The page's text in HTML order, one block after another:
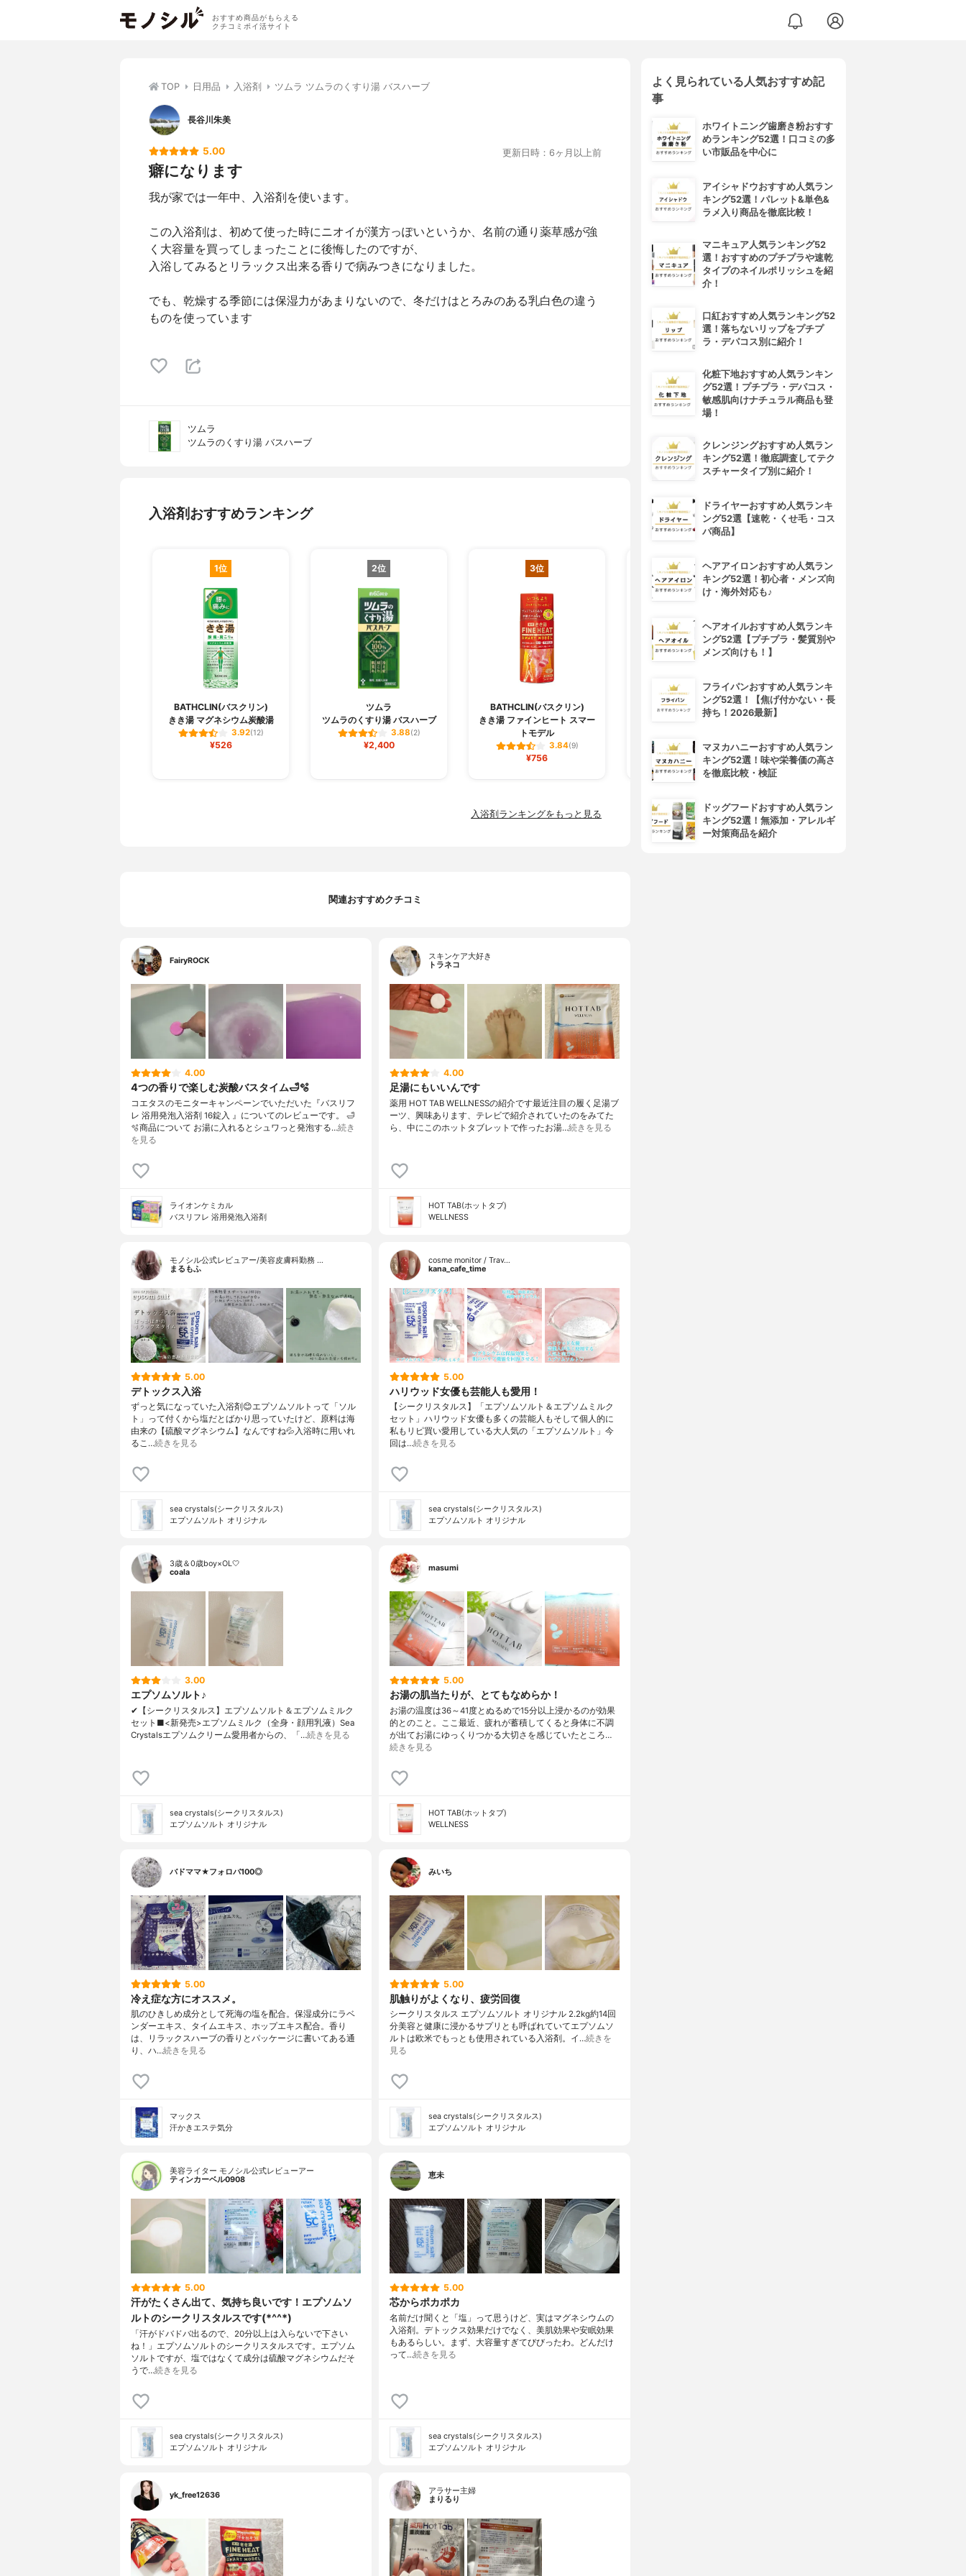
おすすめ商品がもらえる
クチコミポイ活サイト
TOP 日用品 入浴剤 ツムラ ツムラのくすり湯 バスハーブ
長谷川朱美
5.00 更新日時：6ヶ月以上前
癖になります
我が家では一年中、入浴剤を使います。
この入浴剤は、初めて使った時にニオイが漢方っぽいというか、名前の通り薬草感が強
く大容量を買ってしまったことに後悔したのですが、
入浴してみるとリラックス出来る香りで病みつきになりました。
でも、乾燥する季節には保湿力があまりないので、冬だけはとろみのある乳白色の違う
ものを使っています
ツムラ
ツムラのくすり湯 バスハーブ
入浴剤おすすめランキング
1位
BATHCLIN(バスクリン)
きき湯 マグネシウム炭酸湯
3.92(12)
¥526
2位
ツムラ
ツムラのくすり湯 バスハーブ
3.88(2)
¥2,400
3位
BATHCLIN(バスクリン)
きき湯 ファインヒート スマー
トモデル
3.84(9)
¥756
4位
AYURA(アユーラ)
メディテーションバスt
¥1,886
sea crystals(シークリスタル
入浴剤ランキングをもっと見る
関連おすすめクチコミ
FairyROCK
4.00
4つの香りで楽しむ炭酸バスタイム🛁🫧
コエタスのモニターキャンペーンでいただいた『バスリフ
レ 浴用発泡入浴剤 16錠入 』についてのレビューです。 🛁
🫧商品について お湯に入れるとシュワっと発泡する…続き
を見る
ライオンケミカル
バスリフレ 浴用発泡入浴剤
スキンケア大好き
トラネコ
4.00
足湯にもいいんです
薬用 HOT TAB WELLNESSの紹介です最近注目の履く足湯ブ
ーツ、興味あります、テレビで紹介されていたのをみてた
ら、中にこのホットタブレットで作ったお湯…続きを見る
HOT TAB(ホットタブ)
WELLNESS
モノシル公式レビュアー/美容皮膚科勤務 …
まるもふ
5.00
デトックス入浴
ずっと気になっていた入浴剤😊エプソムソルトって「ソル
ト」って付くから塩だとばかり思っていたけど、原料は海
由来の【硫酸マグネシウム】なんですね💦入浴時に用いれ
るこ…続きを見る
sea crystals(シークリスタルス)
エプソムソルト オリジナル
cosme monitor / Trav…
kana_cafe_time
5.00
ハリウッド女優も芸能人も愛用！
【シークリスタルス】「エプソムソルト＆エプソムミルク
セット」ハリウッド女優も多くの芸能人もそして個人的に
私もリピ買い愛用している大人気の「エプソムソルト」今
回は…続きを見る
sea crystals(シークリスタルス)
エプソムソルト オリジナル
3歳＆0歳boy×OL🤍
coala
3.00
エプソムソルト♪
✔︎【シークリスタルス】エプソムソルト＆エプソムミルク
セット■<新発売>エプソムミルク（全身・顔用乳液）Sea
Crystalsエプソムクリーム愛用者からの、「…続きを見る
sea crystals(シークリスタルス)
エプソムソルト オリジナル
masumi
5.00
お湯の肌当たりが、とてもなめらか！
お湯の温度は36～41度とぬるめで15分以上浸かるのが効果
的とのこと。ここ最近、疲れが蓄積してくると身体に不調
が出てお湯にゆっくりつかる大切さを感じていたところ…
続きを見る
HOT TAB(ホットタブ)
WELLNESS
バドママ★フォロバ100◎
5.00
冷え症な方にオススメ。
肌のひきしめ成分として死海の塩を配合。保湿成分にラベ
ンダーエキス、タイムエキス、ホップエキス配合。香り
は、リラックスハーブの香りとパッケージに書いてある通
り、ハ…続きを見る
マックス
汗かきエステ気分
みいち
5.00
肌触りがよくなり、疲労回復
シークリスタルス エプソムソルト オリジナル 2.2kg約14回
分美容と健康に浸かるサプリとも呼ばれていてエプソムソ
ルトは欧米でもっとも使用されている入浴剤。イ…続きを
見る
sea crystals(シークリスタルス)
エプソムソルト オリジナル
美容ライター モノシル公式レビューアー
ティンカーベル0908
5.00
汗がたくさん出て、気持ち良いです！エプソムソ
ルトのシークリスタルスです(*^^*)
「汗がドバドバ出るので、20分以上は入らないで下さい
ね！」エプソムソルトのシークリスタルスです。エプソム
ソルトですが、塩ではなくて成分は硫酸マグネシウムだそ
うで…続きを見る
sea crystals(シークリスタルス)
エプソムソルト オリジナル
恵未
5.00
芯からポカポカ
名前だけ聞くと「塩」って思うけど、実はマグネシウムの
入浴剤。デトックス効果だけでなく、美肌効果や安眠効果
もあるらしい。まず、大容量すぎてびびったわ。どんだけ
って…続きを見る
sea crystals(シークリスタルス)
エプソムソルト オリジナル
yk_free12636
アラサー主婦
まりるり
よく見られている人気おすすめ記
事
ホワイトニング歯磨き粉おすす
めランキング52選！口コミの多
い市販品を中心に
アイシャドウおすすめ人気ラン
キング52選！パレット&単色&
ラメ入り商品を徹底比較！
マニキュア人気ランキング52
選！おすすめのプチプラや速乾
タイプのネイルポリッシュを紹
介！
口紅おすすめ人気ランキング52
選！落ちないリップをプチプ
ラ・デパコス別に紹介！
化粧下地おすすめ人気ランキン
グ52選！プチプラ・デパコス・
敏感肌向けナチュラル商品も登
場！
クレンジングおすすめ人気ラン
キング52選！徹底調査してテク
スチャータイプ別に紹介！
ドライヤーおすすめ人気ランキ
ング52選【速乾・くせ毛・コス
パ商品】
ヘアアイロンおすすめ人気ラン
キング52選！初心者・メンズ向
け・海外対応も♪
ヘアオイルおすすめ人気ランキ
ング52選【プチプラ・髪質別や
メンズ向けも！】
フライパンおすすめ人気ランキ
ング52選！【焦げ付かない・長
持ち！2026最新】
マヌカハニーおすすめ人気ラン
キング52選！味や栄養価の高さ
を徹底比較・検証
ドッグフードおすすめ人気ラン
キング52選！無添加・アレルギ
ー対策商品を紹介